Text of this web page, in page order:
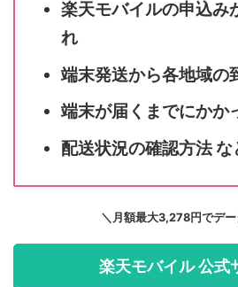
楽天モバイルの申込み
れ
端末発送から各地域の
端末が届くまでにかか
配送状況の確認方法 な
＼月額最大3,278円でデー
楽天モバイル 公式